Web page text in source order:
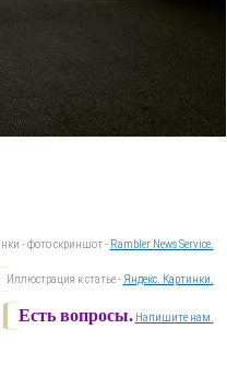
- фото скриншот - Rambler News Service.
Иллюстрация к статье - Яндекс. Картинки.
Есть вопросы. Напишите нам.